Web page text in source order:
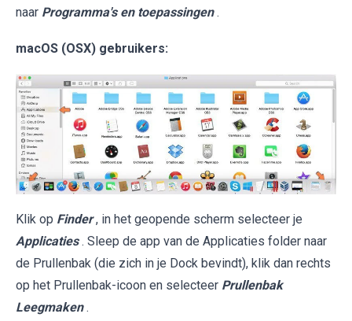
naar Programma's en toepassingen .
macOS (OSX) gebruikers:
Klik op Finder , in het geopende scherm selecteer je
Applicaties . Sleep de app van de Applicaties folder naar
de Prullenbak (die zich in je Dock bevindt), klik dan rechts
op het Prullenbak-icoon en selecteer Prullenbak
Leegmaken .